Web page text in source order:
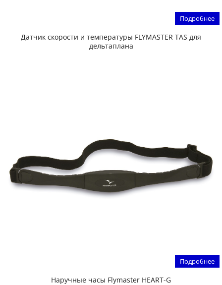
Подробнее
Датчик скорости и температуры FLYMASTER TAS для
дельтаплана
Подробнее
Наручные часы Flymaster HEART-G